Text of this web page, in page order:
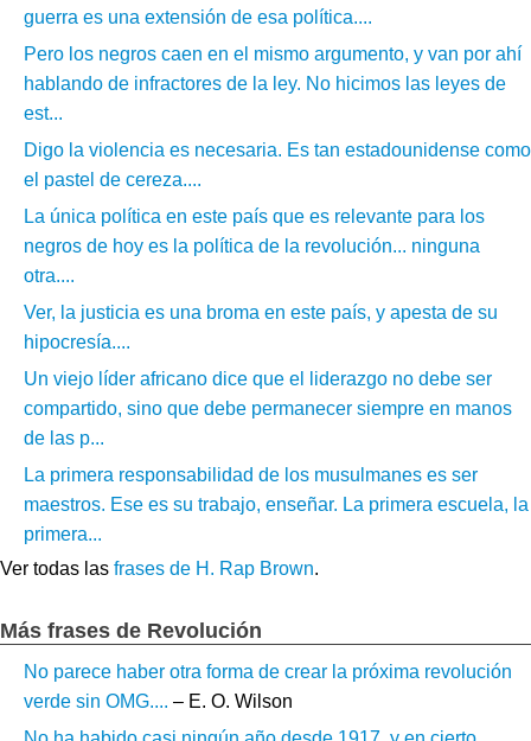
guerra es una extensión de esa política....
Pero los negros caen en el mismo argumento, y van por ahí
hablando de infractores de la ley. No hicimos las leyes de
est...
Digo la violencia es necesaria. Es tan estadounidense como
el pastel de cereza....
La única política en este país que es relevante para los
negros de hoy es la política de la revolución... ninguna
otra....
Ver, la justicia es una broma en este país, y apesta de su
hipocresía....
Un viejo líder africano dice que el liderazgo no debe ser
compartido, sino que debe permanecer siempre en manos
de las p...
La primera responsabilidad de los musulmanes es ser
maestros. Ese es su trabajo, enseñar. La primera escuela, la
primera...
Ver todas las frases de H. Rap Brown.
Más frases de Revolución
No parece haber otra forma de crear la próxima revolución
verde sin OMG.... – E. O. Wilson